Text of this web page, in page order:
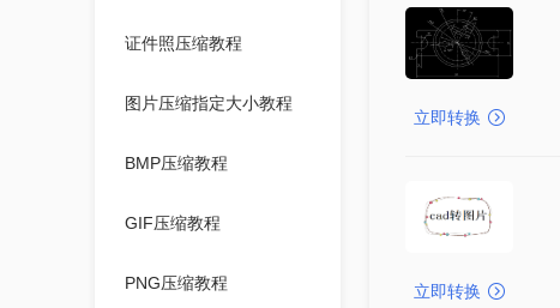
证件照压缩教程
图片压缩指定大小教程
BMP压缩教程
GIF压缩教程
PNG压缩教程
立即转换
立即转换